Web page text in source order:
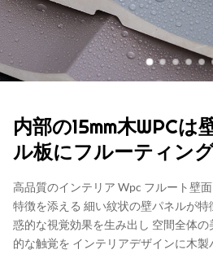
内部の15mm木WPCは
ル板にフルーティン
高品質のインテリア Wpc フルート壁
特徴を添える 細い紋状の壁パネルが
惑的な視覚効果を生み出し 空間全体
的な触覚を インテリアデザインに木